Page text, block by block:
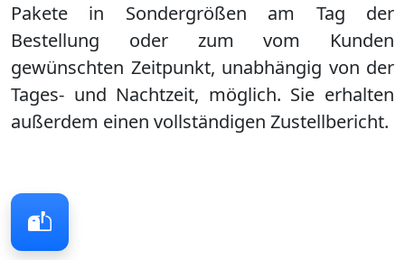
Pakete in Sondergrößen am Tag der
Bestellung oder zum vom Kunden
gewünschten Zeitpunkt, unabhängig von der
Tages- und Nachtzeit, möglich. Sie erhalten
außerdem einen vollständigen Zustellbericht.